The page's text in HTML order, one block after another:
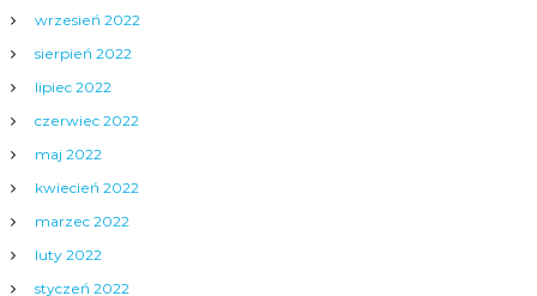
wrzesień 2022
sierpień 2022
lipiec 2022
czerwiec 2022
maj 2022
kwiecień 2022
marzec 2022
luty 2022
styczeń 2022